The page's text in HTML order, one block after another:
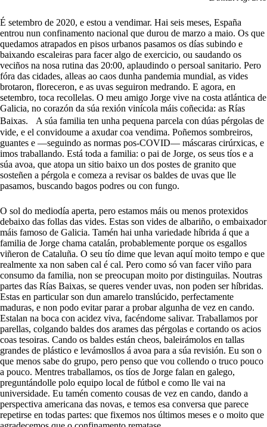
É setembro de 2020, e estou a vendimar. Hai seis meses, España
entrou nun confinamento nacional que durou de marzo a maio. Os que
quedamos atrapados en pisos urbanos pasamos os días subindo e
baixando escaleiras para facer algo de exercicio, ou saudando os
veciños na nosa rutina das 20:00, aplaudindo o persoal sanitario. Pero
fóra das cidades, alleas ao caos dunha pandemia mundial, as vides
brotaron, floreceron, e as uvas seguiron medrando. E agora, en
setembro, toca recollelas. O meu amigo Jorge vive na costa atlántica de
Galicia, no corazón da súa rexión vinícola máis coñecida: as Rías
Baixas. A súa familia ten unha pequena parcela con dúas pérgolas de
vide, e el convidoume a axudar coa vendima. Poñemos sombreiros,
guantes e —seguindo as normas pos-COVID— máscaras cirúrxicas, e
imos traballando. Está toda a familia: o pai de Jorge, os seus tíos e a
súa avoa, que atopa un sitio baixo un dos postes de granito que
sosteñen a pérgola e comeza a revisar os baldes de uvas que lle
pasamos, buscando bagos podres ou con fungo.
O sol do mediodía aperta, pero estamos máis ou menos protexidos
debaixo das follas das vides. Estas son vides de albariño, o embaixador
máis famoso de Galicia. Tamén hai unha variedade híbrida á que a
familia de Jorge chama catalán, probablemente porque os esgallos
viñeron de Cataluña. O seu tío dime que levan aquí moito tempo e que
realmente xa non saben cal é cal. Pero como só van facer viño para
consumo da familia, non se preocupan moito por distinguilas. Noutras
partes das Rías Baixas, se queres vender uvas, non poden ser híbridas.
Estas en particular son dun amarelo translúcido, perfectamente
maduras, e non podo evitar parar a probar algunha de vez en cando.
Estalan na boca con acidez viva, facéndome salivar. Traballamos por
parellas, colgando baldes dos arames das pérgolas e cortando os acios
coas tesoiras. Cando os baldes están cheos, baleirámolos en tallas
grandes de plástico e levámosllos á avoa para a súa revisión. Eu son o
que menos sabe do grupo, pero penso que vou collendo o truco pouco
a pouco. Mentres traballamos, os tíos de Jorge falan en galego,
preguntándolle polo equipo local de fútbol e como lle vai na
universidade. Eu tamén comento cousas de vez en cando, dando a
perspectiva americana das novas, e temos esa conversa que parece
repetirse en todas partes: que fixemos nos últimos meses e o moito que